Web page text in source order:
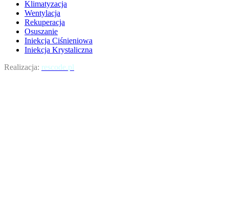
Klimatyzacja
Wentylacja
Rekuperacja
Osuszanie
Iniekcja Ciśnieniowa
Iniekcja Krystaliczna
Realizacja: rescode.pl